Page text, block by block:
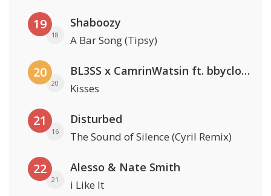
19
18
Shaboozy
A Bar Song (Tipsy)
20
20
BL3SS x CamrinWatsin ft. bbyclose
Kisses
21
16
Disturbed
The Sound of Silence (Cyril Remix)
22
21
Alesso & Nate Smith
i Like It